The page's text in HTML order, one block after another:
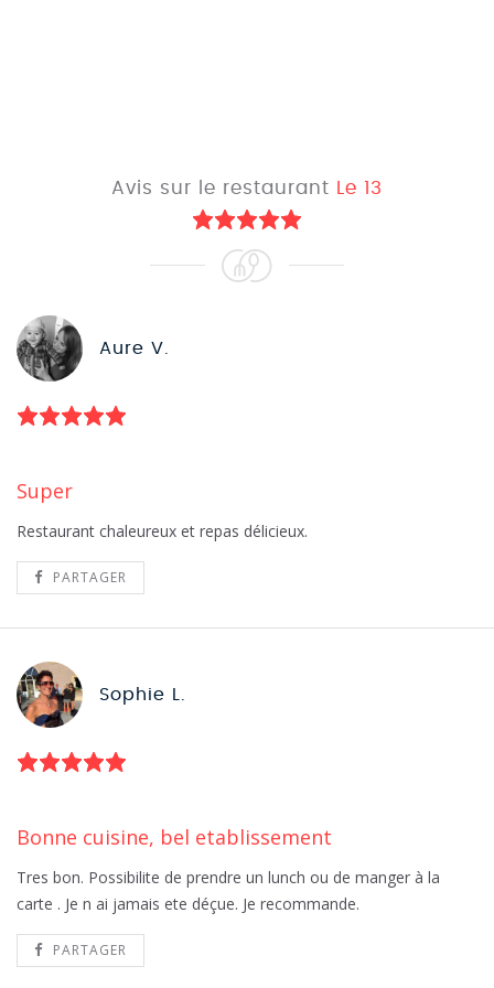
Avis sur le restaurant Le 13
Aure V.
Super
Restaurant chaleureux et repas délicieux.
PARTAGER
Sophie L.
Bonne cuisine, bel etablissement
Tres bon. Possibilite de prendre un lunch ou de manger à la
carte . Je n ai jamais ete déçue. Je recommande.
PARTAGER